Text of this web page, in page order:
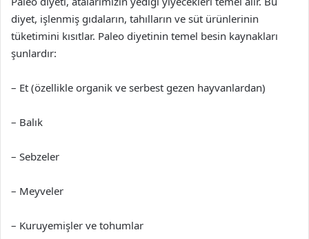
diyet, işlenmiş gıdaların, tahılların ve süt ürünlerinin
tüketimini kısıtlar. Paleo diyetinin temel besin kaynakları
şunlardır:
– Et (özellikle organik ve serbest gezen hayvanlardan)
– Balık
– Sebzeler
– Meyveler
– Kuruyemişler ve tohumlar